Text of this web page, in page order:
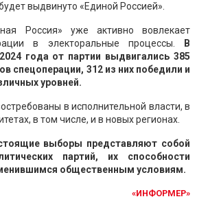
выдвинуто «Единой Россией».
Россия» уже активно вовлекает
в электоральные процессы.
В
года от партии выдвигались 385
спецоперации, 312 из них победили и
уровней.
в исполнительной власти, в
в том числе, и в новых регионах.
выборы представляют собой
партий, их способности
общественным условиям.
«ИНФОРМЕР»